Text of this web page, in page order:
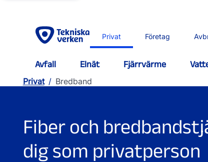
Privat Företag
Avfall Elnät Fjärrvärme
Privat / Bredband
Fiber och
dig som privatperson